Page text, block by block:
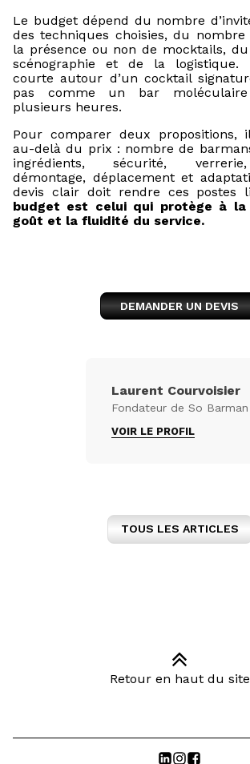
Le budget dépend du nombre
des techniques choisies, du nombre
la présence ou non de mocktails,
scénographie et de la logistique.
courte autour d’un cocktail
pas comme un bar
plusieurs heures.
Pour comparer deux propositions,
au-delà du prix : nombre de
ingrédients, sécurité,
démontage, déplacement et
devis clair doit rendre ces postes
budget est celui qui protège à la
goût et la fluidité du service.
DEMANDER UN DEVIS
Laurent Courvoisier
Fondateur de So Barman
VOIR LE PROFIL
TOUS LES ARTICLES
Retour en haut du site